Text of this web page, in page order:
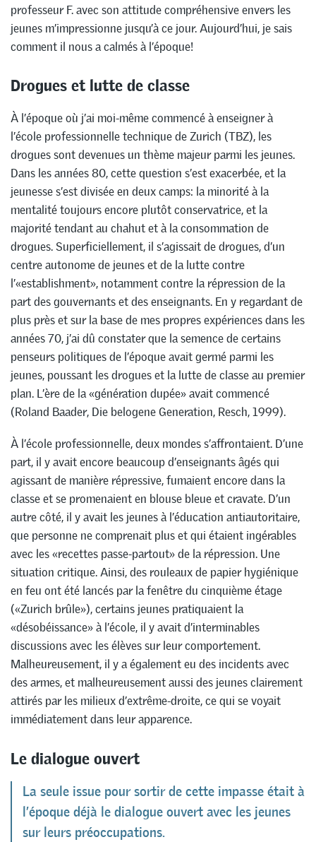
professeur F. avec son attitude compréhensive envers les
jeunes m’impressionne jusqu’à ce jour. Aujourd’hui, je sais
comment il nous a calmés à l’époque!
Drogues et lutte de classe
À l’époque où j’ai moi-même commencé à enseigner à
l’école professionnelle technique de Zurich (TBZ), les
drogues sont devenues un thème majeur parmi les jeunes.
Dans les années 80, cette question s’est exacerbée, et la
jeunesse s’est divisée en deux camps: la minorité à la
mentalité toujours encore plutôt conservatrice, et la
majorité tendant au chahut et à la consommation de
drogues. Superficiellement, il s’agissait de drogues, d’un
centre autonome de jeunes et de la lutte contre
l’«establishment», notamment contre la répression de la
part des gouvernants et des enseignants. En y regardant de
plus près et sur la base de mes propres expériences dans les
années 70, j’ai dû constater que la semence de certains
penseurs politiques de l’époque avait germé parmi les
jeunes, poussant les drogues et la lutte de classe au premier
plan. L’ère de la «génération dupée» avait commencé
(Roland Baader, Die belogene Generation, Resch, 1999).
À l’école professionnelle, deux mondes s’affrontaient. D’une
part, il y avait encore beaucoup d’enseignants âgés qui
agissant de manière répressive, fumaient encore dans la
classe et se promenaient en blouse bleue et cravate. D’un
autre côté, il y avait les jeunes à l’éducation antiautoritaire,
que personne ne comprenait plus et qui étaient ingérables
avec les «recettes passe-partout» de la répression. Une
situation critique. Ainsi, des rouleaux de papier hygiénique
en feu ont été lancés par la fenêtre du cinquième étage
(«Zurich brûle»), certains jeunes pratiquaient la
«désobéissance» à l’école, il y avait d’interminables
discussions avec les élèves sur leur comportement.
Malheureusement, il y a également eu des incidents avec
des armes, et malheureusement aussi des jeunes clairement
attirés par les milieux d’extrême-droite, ce qui se voyait
immédiatement dans leur apparence.
Le dialogue ouvert
La seule issue pour sortir de cette impasse était à
l’époque déjà le dialogue ouvert avec les jeunes
sur leurs préoccupations.